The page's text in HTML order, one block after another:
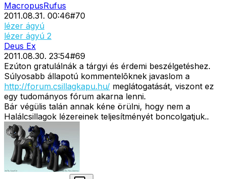
MacropusRufus
2011.08.31. 00:46#70
lézer ágyú
lézer ágyú 2
Deus Ex
2011.08.30. 23:54#69
Ezúton gratulálnák a tárgyi és érdemi beszélgetéshez.
Súlyosabb állapotú kommentelõknek javaslom a
http://forum.csillagkapu.hu/ meglátogatását, viszont ez
egy tudományos fórum akarna lenni.
Bár végülis talán annak kéne örülni, hogy nem a
Halálcsillagok lézereinek teljesítményét boncolgatjuk..